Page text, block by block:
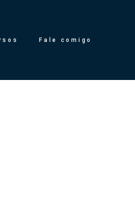
Fale comigo